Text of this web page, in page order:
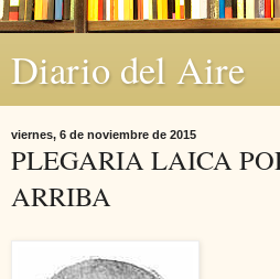
Diario del Aire
viernes, 6 de noviembre de 2015
PLEGARIA LAICA
ARRIBA